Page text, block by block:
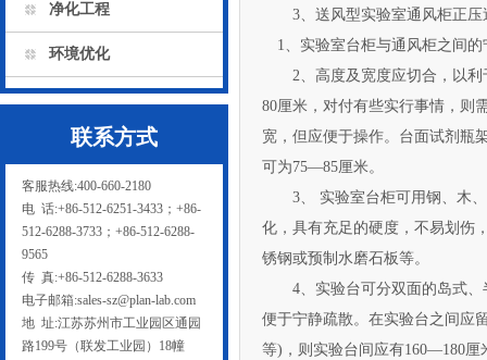
净化工程
环境优化
联系方式
客服热线:400-660-2180
电 话:+86-512-6251-3433；+86-
512-6288-3733；+86-512-6288-
9565
传 真:+86-512-6288-3633
电子邮箱:sales-sz@plan-lab.com
地 址:江苏苏州市工业园区通园
路199号（联发工业园）18幢
3、送风型实验室通风柜正压送
1、实验室台柜与通风柜之间
2、高度及宽度应切合，以利
80厘米，对付有些实行事情，
宽，但应便于操作。台面试剂
可为75—85厘米。
3、 实验室台柜可用钢、木、
化，具有充足的硬度，不易划伤
锈钢或预制水磨石板等。
4、实验台可分双面的岛式
便于宁静疏散。在实验台之间应
等)，则实验台间应有160—180